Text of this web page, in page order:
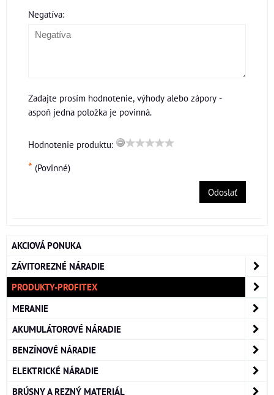
Negatíva:
Zadajte prosím hodnotenie, výhody alebo zápory -
aspoň jedna položka je povinná.
Hodnotenie produktu:
* (Povinné)
Odoslať
AKCIOVÁ PONUKA
ZÁVITOREZNÉ NÁRADIE
PRODUKTY-PROFITEX
MERANIE
AKUMULÁTOROVÉ NÁRADIE
BENZÍNOVÉ NÁRADIE
ELEKTRICKÉ NÁRADIE
BRÚSNY A REZNÝ MATERIÁL